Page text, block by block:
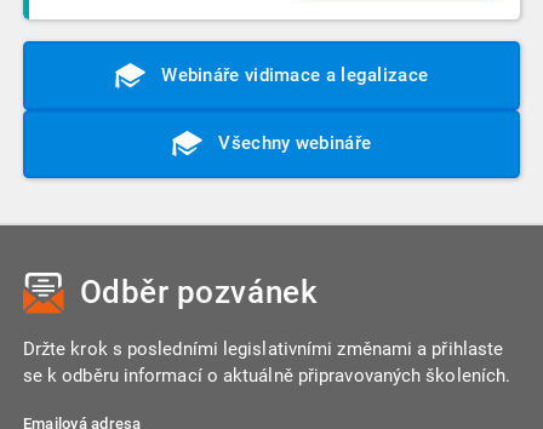
Webináře vidimace a legalizace
Všechny webináře
Odběr pozvánek
Držte krok s posledními legislativními změnami a přihlaste
se k odběru informací o aktuálně připravovaných školeních.
Emailová adresa